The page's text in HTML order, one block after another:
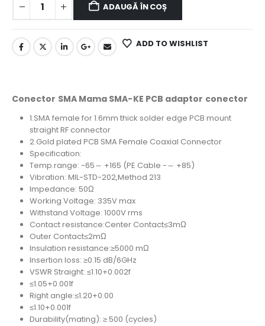
ADAUGĂ ÎN COȘ
ADD TO WISHLIST
Conector SMA Mama SMA-KE PCB adaptor conector
1.SMA female for 1.6mm thick solder edge PCB mount
straight RF connector
2.Gold plated PCB SMA Female Coaxial Connector
Specification:
Temp.range: -65～ +165 (PE Cable -～ +85)
Vibration: MIL-STD-202,Method 213
Impedance: 50Ω
Working Voltage: 335V max
Withstand Voltage: 1000V rms
Contact resistance:Center Contact≤3mΩ
Outer Contact≤2mΩ
Insulation resistance:≥5000 mΩ
Insertion loss: ≥0.15 dB/6GHz
VSWR Straight: ≤1.10+0.002f
≤1.05+0.001f
Right angle:≤1.20+0.00
≤1.10+0.001f
Durability(mating): ≥ 500 (cycles)